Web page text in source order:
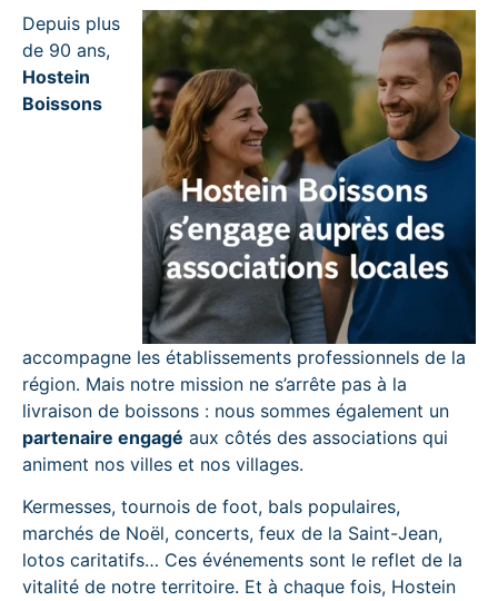
Depuis plus
de 90 ans,
Hostein
Boissons
accompagne les établissements professionnels de la
région. Mais notre mission ne s’arrête pas à la
livraison de boissons : nous sommes également un
partenaire engagé aux côtés des associations qui
animent nos villes et nos villages.
Kermesses, tournois de foot, bals populaires,
marchés de Noël, concerts, feux de la Saint-Jean,
lotos caritatifs… Ces événements sont le reflet de la
vitalité de notre territoire. Et à chaque fois, Hostein